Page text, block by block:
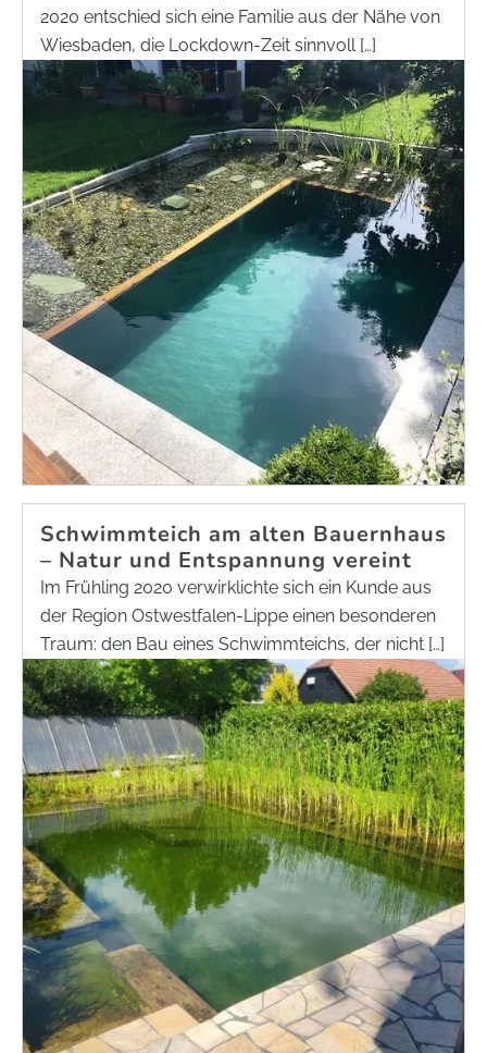
2020 entschied sich eine Familie aus der Nähe von
Wiesbaden, die Lockdown-Zeit sinnvoll […]
Schwimmteich am alten Bauernhaus
– Natur und Entspannung vereint
Im Frühling 2020 verwirklichte sich ein Kunde aus
der Region Ostwestfalen-Lippe einen besonderen
Traum: den Bau eines Schwimmteichs, der nicht […]